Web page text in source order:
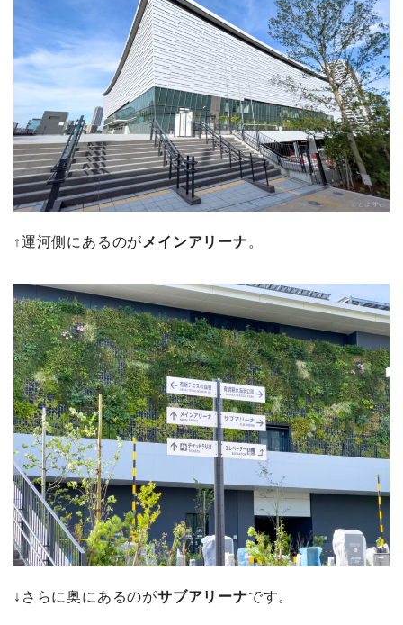
↑運河側にあるのが メインアリーナ。
↓さらに奥にあるのがサブアリーナです。